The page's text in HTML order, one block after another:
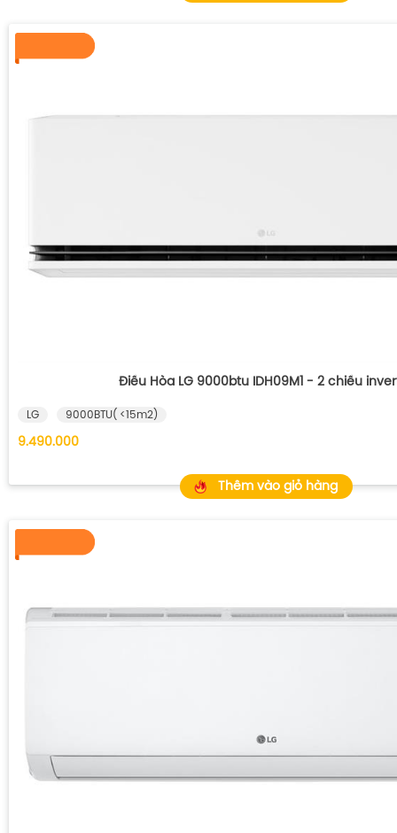
Điều Hòa LG 9000btu IDH09M1 - 2 chiều
LG 9000BTU( <15m2)
9.490.000
Thêm vào giỏ hàng